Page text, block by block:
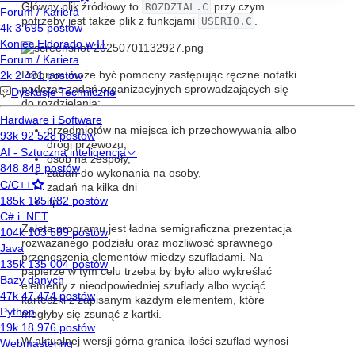
Główny plik źródłowy to ROZDZIAL.C przy czym
potrzeby jest także plik z funkcjami USERIO.C .
Program może być pomocny zastępując ręczne notatki
podczas zadań organizacyjnych sprowadzających się
do rozdzielania:
przedmiotów na miejsca ich przechowywania albo
drogi przewozu,
osób na zespoły,
zadań do wykonania na osoby,
zadań na kilka dni
itp.
Zaletą programu jest ładna semigraficzna prezentacja
rozważanego podziału oraz możliwosć sprawnego
przenoszenia elementów miedzy szufladami. Na
papierze w tym celu trzeba by było albo wykreślać
elementy z nieodpowiedniej szuflady albo wyciąć
karteczki z zapisanym każdym elementem, które
mogłyby się zsunąć z kartki.
W aktualnej wersji górna granica ilości szuflad wynosi